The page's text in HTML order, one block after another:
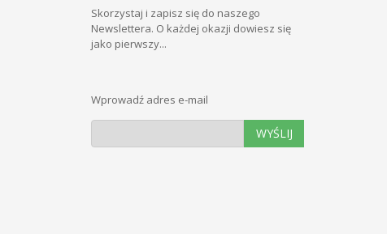
Skorzystaj i zapisz się do naszego
Newslettera. O każdej okazji dowiesz się
jako pierwszy...
Wprowadź adres e-mail
WYŚLIJ